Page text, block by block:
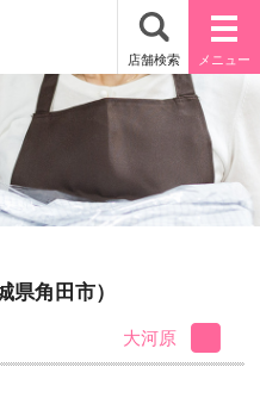
県角田市）
大河原